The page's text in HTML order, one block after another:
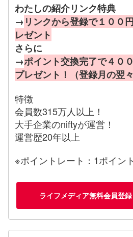
わたしの紹介リンク特典
→ リンクから登録で１００
レゼント
さらに
→ポイント交換完了で４０
プレゼント！（登録月の翌
特徴
会員数315万人以上！
大手企業のniftyが運営！
運営歴20年以上
※ポイントレート：1ポイン
ライフメディア無料会員登録